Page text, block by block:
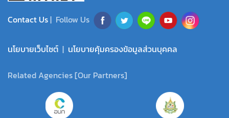
Contact Us| Follow Us
นโยบายเว็บไซต์ | นโยบายคุ้มครองข้อมูลส่วนบุคคล
Related Agencies [Our Partners]